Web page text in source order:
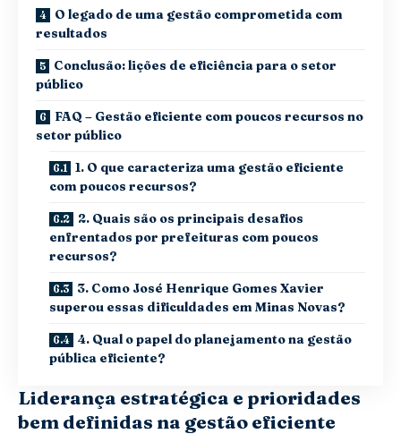
O legado de uma gestão comprometida com
resultados
Conclusão: lições de eficiência para o setor
público
FAQ – Gestão eficiente com poucos recursos no
setor público
1. O que caracteriza uma gestão eficiente
com poucos recursos?
2. Quais são os principais desafios
enfrentados por prefeituras com poucos
recursos?
3. Como José Henrique Gomes Xavier
superou essas dificuldades em Minas Novas?
4. Qual o papel do planejamento na gestão
pública eficiente?
Liderança estratégica e prioridades
bem definidas na gestão eficiente